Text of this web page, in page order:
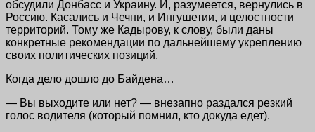
обсудили Донбасс и Украину. И, разумеется, вернулись в
Россию. Касались и Чечни, и Ингушетии, и целостности
территорий. Тому же Кадырову, к слову, были даны
конкретные рекомендации по дальнейшему укреплению
своих политических позиций.
Когда дело дошло до Байдена…
— Вы выходите или нет? — внезапно раздался резкий
голос водителя (который помнил, кто докуда едет).